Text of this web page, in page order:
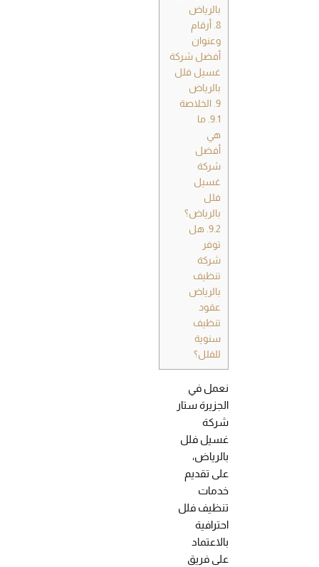
بالرياض
8. أرقام
وعنوان
أفضل شركة
غسيل فلل
بالرياض
9. الخلاصة
9.1. ما
هي
أفضل
شركة
غسيل
فلل
بالرياض؟
9.2. هل
توفر
شركة
تنظيف
بالرياض
عقود
تنظيف
سنوية
للفلل؟
نعمل في
الجزيرة ستار
شركة
غسيل فلل
بالرياض،
على تقديم
خدمات
تنظيف فلل
احترافية
بالاعتماد
على فريق